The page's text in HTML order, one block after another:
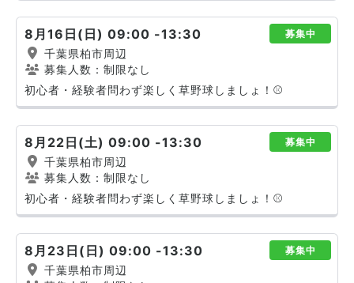
8月16日(日) 09:00 -13:30 募集中
千葉県柏市周辺
募集人数：制限なし
初心者・経験者問わず楽しく草野球しましょ！⚾️
8月22日(土) 09:00 -13:30 募集中
千葉県柏市周辺
募集人数：制限なし
初心者・経験者問わず楽しく草野球しましょ！⚾️
8月23日(日) 09:00 -13:30 募集中
千葉県柏市周辺